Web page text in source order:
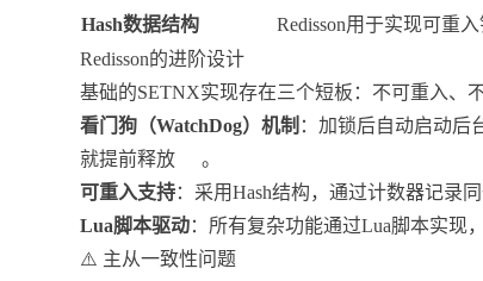
Hash数据结构
Redisson用于实现可重
Redisson的进阶设计
基础的SETNX实现存在三个短板：不可重入、
看门狗（WatchDog）机制 ：加锁后自动启动后
就提前释放
。
可重入支持：采用Hash结构，通过计数器记录
Lua脚本驱动：所有复杂功能通过Lua脚本实现
⚠️ 主从一致性问题